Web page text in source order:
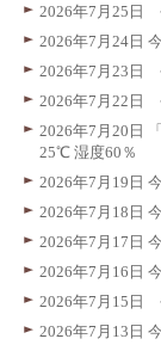
2026年7月25
2026年7月24日
2026年7月23
2026年7月22
2026年7月20日
25℃ 湿度60％
2026年7月19日
2026年7月18日
2026年7月17日
2026年7月16日
2026年7月15
2026年7月13